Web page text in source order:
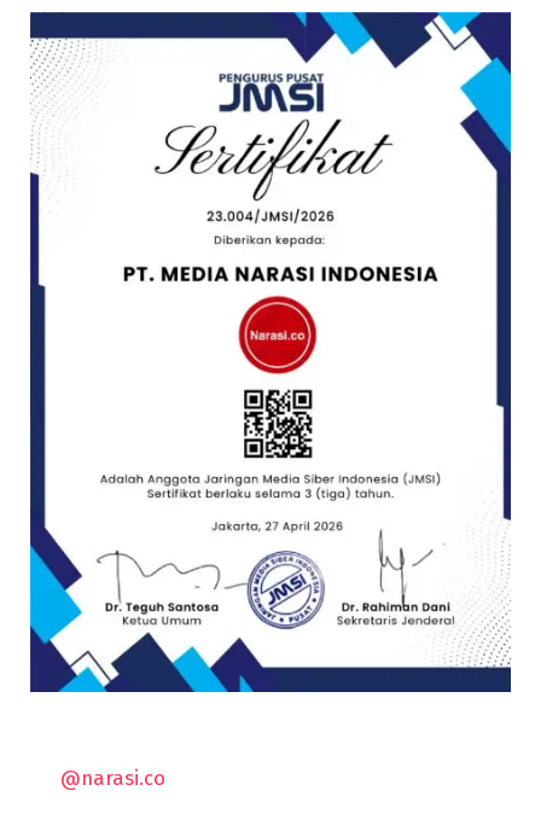
@narasi.co